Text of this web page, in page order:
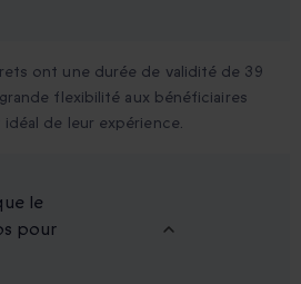
ont une durée de validité de 39
flexibilité aux bénéficiaires
de leur expérience.
le
pour